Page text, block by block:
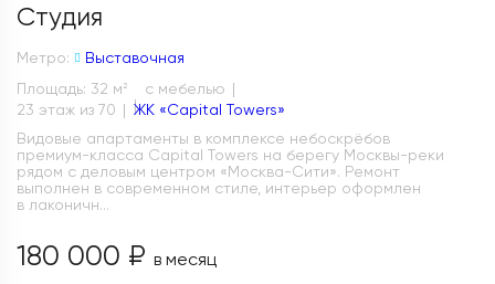
Студия
Метро:
Выставочная
Площадь: 32 м 2
с мебелью
23 этаж из 70
ЖК «Capital Towers»
Видовые апартаменты в комплексе небоскрёбов
премиум-класса Capital Towers на берегу Москвы-реки
рядом с деловым центром «Москва-Сити». Ремонт
выполнен в современном стиле, интерьер оформлен
в лаконичн...
180 000 ₽ в месяц